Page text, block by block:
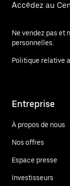
Accédez au
Ne vendez pas et
personnelles.
Politique relative
Entreprise
À propos de nous
Nos offres
Espace presse
Investisseurs